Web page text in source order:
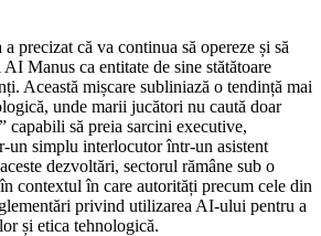
precizat că va continua să opereze și să
Manus ca entitate de sine stătătoare
Această mișcare subliniază o tendință mai
unde marii jucători nu caută doar
capabili să preia sarcini executive,
un simplu interlocutor într-un asistent
dezvoltări, sectorul rămâne sub o
contextul în care autorități precum cele din
privind utilizarea AI-ului pentru a
și etica tehnologică.